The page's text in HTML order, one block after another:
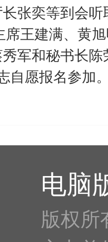
张奕等到会
席王建满、黄
军和秘书长
自愿报名参加
电脑
版权所